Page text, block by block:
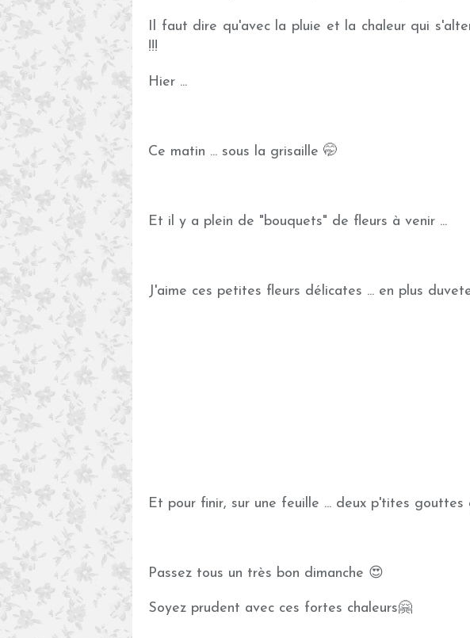
Il faut dire qu'avec la pluie et la chaleur qui
!!!
Hier ...
Ce matin ... sous la grisaille 🤭
Et il y a plein de "bouquets" de fleurs à venir ...
J'aime ces petites fleurs délicates ... en plus
Et pour finir, sur une feuille ... deux p'tites gouttes
Passez tous un très bon dimanche 😍
Soyez prudent avec ces fortes chaleurs🤗